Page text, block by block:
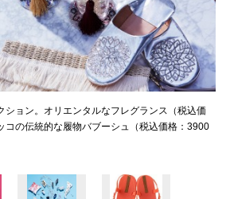
ション。オリエンタルなフレグランス（税込価
コの伝統的な履物バブーシュ（税込価格：3900